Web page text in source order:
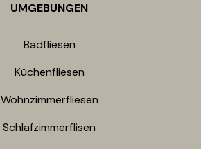
UMGEBUNGEN
Badfliesen
Küchenfliesen
Wohnzimmerfliesen
Schlafzimmerflisen